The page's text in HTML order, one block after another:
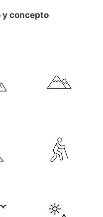
y concepto